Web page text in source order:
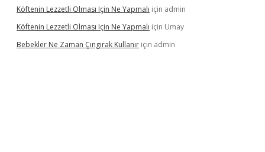
Köftenin Lezzetli Olması Için Ne Yapmalı için admin
Köftenin Lezzetli Olması Için Ne Yapmalı için Umay
Bebekler Ne Zaman Çıngırak Kullanır için admin